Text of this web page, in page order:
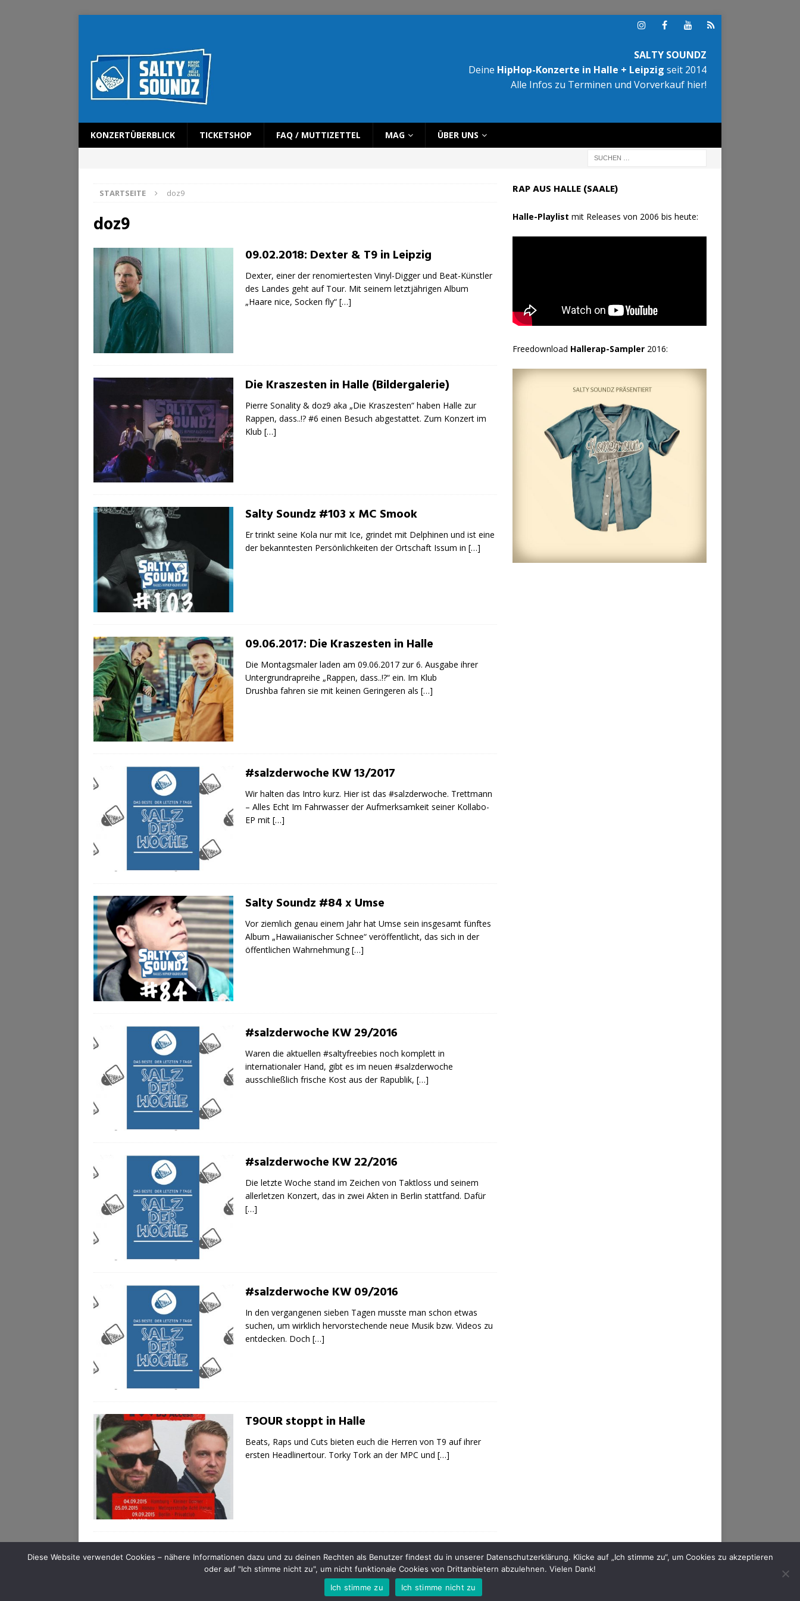
SALTY SOUNDZ
Deine HipHop-Konzerte in Halle + Leipzig seit 2014
Alle Infos zu Terminen und Vorverkauf hier!
KONZERTÜBERBLICK TICKETSHOP FAQ / MUTTIZETTEL MAG ÜBER UNS
STARTSEITE doz9
doz9
09.02.2018: Dexter & T9 in Leipzig
Dexter, einer der renomiertesten Vinyl-Digger und Beat-Künstler
des Landes geht auf Tour. Mit seinem letztjährigen Album
„Haare nice, Socken fly“ […]
Die Kraszesten in Halle (Bildergalerie)
Pierre Sonality & doz9 aka „Die Kraszesten“ haben Halle zur
Rappen, dass..!? #6 einen Besuch abgestattet. Zum Konzert im
Klub […]
Salty Soundz #103 x MC Smook
Er trinkt seine Kola nur mit Ice, grindet mit Delphinen und ist eine
der bekanntesten Persönlichkeiten der Ortschaft Issum in […]
09.06.2017: Die Kraszesten in Halle
Die Montagsmaler laden am 09.06.2017 zur 6. Ausgabe ihrer
Untergrundrapreihe „Rappen, dass..!?“ ein. Im Klub
Drushba fahren sie mit keinen Geringeren als […]
#salzderwoche KW 13/2017
Wir halten das Intro kurz. Hier ist das #salzderwoche. Trettmann
– Alles Echt Im Fahrwasser der Aufmerksamkeit seiner Kollabo-
EP mit […]
Salty Soundz #84 x Umse
Vor ziemlich genau einem Jahr hat Umse sein insgesamt fünftes
Album „Hawaiianischer Schnee“ veröffentlicht, das sich in der
öffentlichen Wahrnehmung[…]
#salzderwoche KW 29/2016
Waren die aktuellen #saltyfreebies noch komplett in
internationaler Hand, gibt es im neuen #salzderwoche
ausschließlich frische Kost aus der Rapublik, […]
#salzderwoche KW 22/2016
Die letzte Woche stand im Zeichen von Taktloss und seinem
allerletzen Konzert, das in zwei Akten in Berlin stattfand. Dafür
[…]
#salzderwoche KW 09/2016
In den vergangenen sieben Tagen musste man schon etwas
suchen, um wirklich hervorstechende neue Musik bzw. Videos zu
entdecken. Doch […]
T9OUR stoppt in Halle
Beats, Raps und Cuts bieten euch die Herren von T9 auf ihrer
ersten Headlinertour. Torky Tork an der MPC und […]
RAP AUS HALLE (SAALE)
Halle-Playlist mit Releases von 2006 bis heute:
Freedownload Hallerap-Sampler2016:
INSTAGRAM FACEBOOK YOUTUBE MIXCLOUD
SALTY SOUNDZ - HipHop-Events in Halle (Saale) | Copyright © 2013 - 2025
Diese Website verwendet Cookies – nähere Informationen dazu und zu deinen Rechten als Benutzer findest du in unserer Datenschutzerklärung. Klicke auf „Ich stimme zu“, um Cookies zu akzeptieren
oder auf "Ich stimme nicht zu", um nicht funktionale Cookies von Drittanbietern abzulehnen. Vielen Dank!
Ich stimme zu
Ich stimme nicht zu